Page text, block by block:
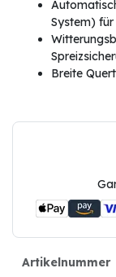
System)
Breite
Artikelnummer